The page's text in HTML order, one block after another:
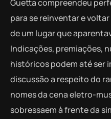
Guetta compreendeu
para se reinventar e
de um lugar que
Indicações, premiações,
históricos podem até ser
discussão a respeito do
nomes da cena eletro-
sobressaem à frente da